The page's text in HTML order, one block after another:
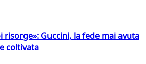
risorge»: Guccini, la fede mai avuta
coltivata